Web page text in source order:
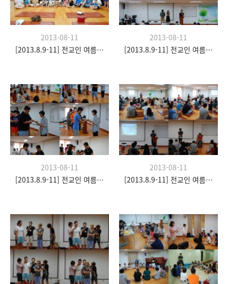
2013-08-11
[2013.8.9-11] 전교인 여름수련회- "이쉼 전쉼"
2013-08-11
[2013.8.9-11] 전교인 여름수련회- "이쉼 전쉼"
2013-08-11
[2013.8.9-11] 전교인 여름수련회- "이쉼 전쉼"
2013-08-11
[2013.8.9-11] 전교인 여름수련회- "이쉼 전쉼"